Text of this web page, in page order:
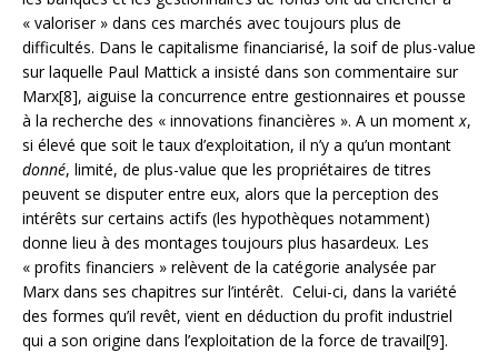
« valoriser » dans ces marchés avec toujours plus de
difficultés. Dans le capitalisme financiarisé, la soif de plus-value
sur laquelle Paul Mattick a insisté dans son commentaire sur
Marx[8], aiguise la concurrence entre gestionnaires et pousse
à la recherche des « innovations financières ». A un momentx,
si élevé que soit le taux d’exploitation, il n’y a qu’un montant
donné, limité, de plus-value que les propriétaires de titres
peuvent se disputer entre eux, alors que la perception des
intérêts sur certains actifs (les hypothèques notamment)
donne lieu à des montages toujours plus hasardeux. Les
« profits financiers » relèvent de la catégorie analysée par
Marx dans ses chapitres sur l’intérêt. Celui-ci, dans la variété
des formes qu’il revêt, vient en déduction du profit industriel
qui a son origine dans l’exploitation de la force de travail[9].